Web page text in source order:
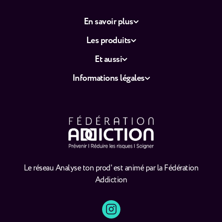
Le réseau Analyse ton prod' est animé par la Fédération
Addiction
En savoir plus
Les produits
Et aussi
Informations légales